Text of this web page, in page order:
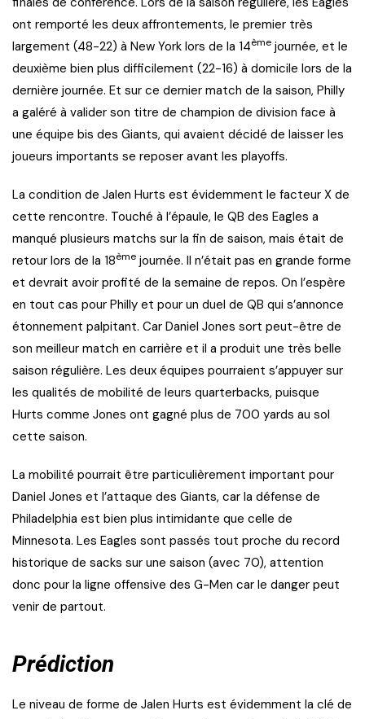
ont remporté les deux affrontements, le premier très
largement (48-22) à New York lors de la 14ème journée, et le
deuxième bien plus difficilement (22-16) à domicile lors de la
dernière journée. Et sur ce dernier match de la saison, Philly
a galéré à valider son titre de champion de division face à
une équipe bis des Giants, qui avaient décidé de laisser les
joueurs importants se reposer avant les playoffs.
La condition de Jalen Hurts est évidemment le facteur X de
cette rencontre. Touché à l’épaule, le QB des Eagles a
manqué plusieurs matchs sur la fin de saison, mais était de
retour lors de la 18ème journée. Il n’était pas en grande forme
et devrait avoir profité de la semaine de repos. On l’espère
en tout cas pour Philly et pour un duel de QB qui s’annonce
étonnement palpitant. Car Daniel Jones sort peut-être de
son meilleur match en carrière et il a produit une très belle
saison régulière. Les deux équipes pourraient s’appuyer sur
les qualités de mobilité de leurs quarterbacks, puisque
Hurts comme Jones ont gagné plus de 700 yards au sol
cette saison.
La mobilité pourrait être particulièrement important pour
Daniel Jones et l’attaque des Giants, car la défense de
Philadelphia est bien plus intimidante que celle de
Minnesota. Les Eagles sont passés tout proche du record
historique de sacks sur une saison (avec 70), attention
donc pour la ligne offensive des G-Men car le danger peut
venir de partout.
Prédiction
Le niveau de forme de Jalen Hurts est évidemment la clé de